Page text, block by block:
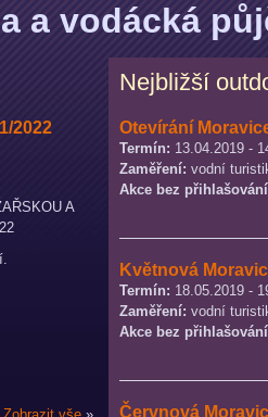
a vodácká
Nejbližší
Otevírání
Termín: 13.04.2019 -
Zaměření: vodní
Akce bez
Květnová
Termín: 18.05.2019 -
Zaměření: vodní
Akce bez
Červnová
2022
A